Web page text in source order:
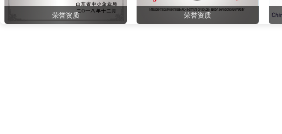
荣誉资质 荣誉资质